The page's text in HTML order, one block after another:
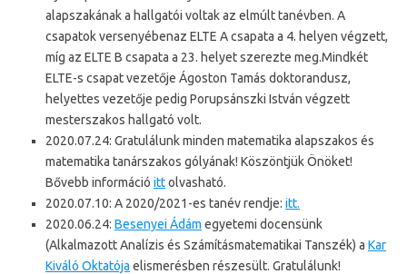
alapszakának a hallgatói voltak az elmúlt tanévben. A
csapatok versenyébenaz ELTE A csapata a 4. helyen végzett,
míg az ELTE B csapata a 23. helyet szerezte meg.Mindkét
ELTE-s csapat vezetője Ágoston Tamás doktorandusz,
helyettes vezetője pedig Porupsánszki István végzett
mesterszakos hallgató volt.
2020.07.24: Gratulálunk minden matematika alapszakos és
matematika tanárszakos gólyának! Köszöntjük Önöket!
Bővebb információ ittolvasható.
2020.07.10: A 2020/2021-es tanév rendje: itt.
2020.06.24: Besenyei Ádám egyetemi docensünk
(Alkalmazott Analízis és Számításmatematikai Tanszék) a Kar
Kiváló Oktatója elismerésben részesült. Gratulálunk!